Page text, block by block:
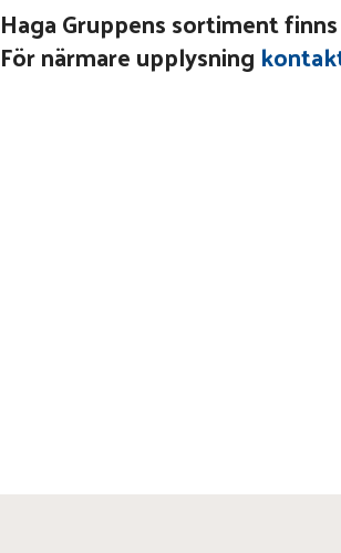
Haga Gruppens sortiment
För närmare upplysning